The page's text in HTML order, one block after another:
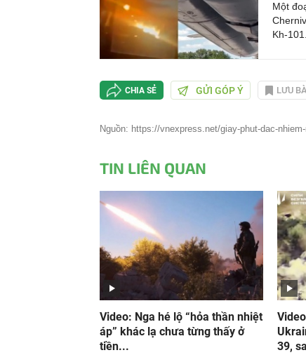
Một
Kh-
CHIA SẺ GỬI GÓP Ý LƯU
Nguồn: https://vnexpress.net/giay-phut-dac-
TIN LIÊN QUAN
Video: Nga hé lộ “hỏa thần nhiệt
áp” khác lạ chưa từng thấy ở
tiền...
39,